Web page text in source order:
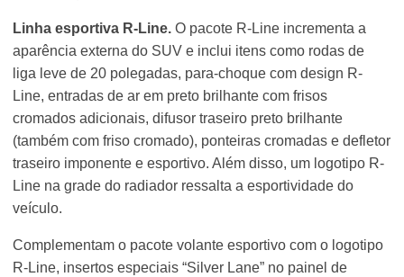
Linha esportiva R-Line. O pacote R-Line incrementa a
aparência externa do SUV e inclui itens como rodas de
liga leve de 20 polegadas, para-choque com design R-
Line, entradas de ar em preto brilhante com frisos
cromados adicionais, difusor traseiro preto brilhante
(também com friso cromado), ponteiras cromadas e defletor
traseiro imponente e esportivo. Além disso, um logotipo R-
Line na grade do radiador ressalta a esportividade do
veículo.
Complementam o pacote volante esportivo com o logotipo
R-Line, insertos especiais “Silver Lane” no painel de